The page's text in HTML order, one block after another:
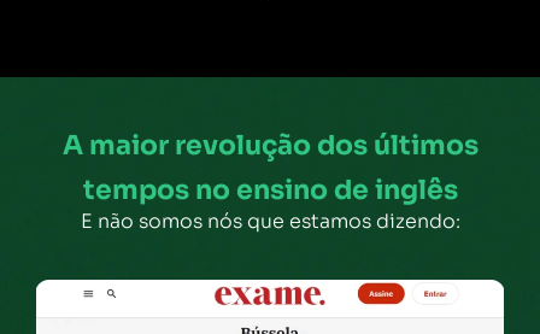
A maior revolução dos últimos
tempos no ensino de inglês
E não somos nós que estamos dizendo: